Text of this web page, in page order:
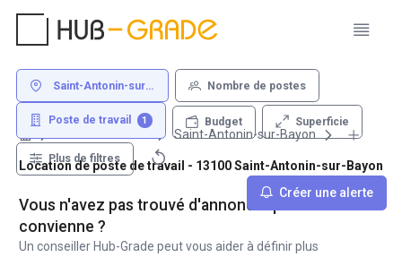
Saint-Antonin-sur-
Nombre de postes
Poste de travail 1 Budget Superficie
Plus de filtres
Créer une alerte
Saint-Antonin-sur-Bayon
Location de poste de travail - 13100 Saint-Antonin-sur-Bayon
Vous n'avez pas trouvé d'annonce qui vous
convienne ?
Un conseiller Hub-Grade peut vous aider à définir plus